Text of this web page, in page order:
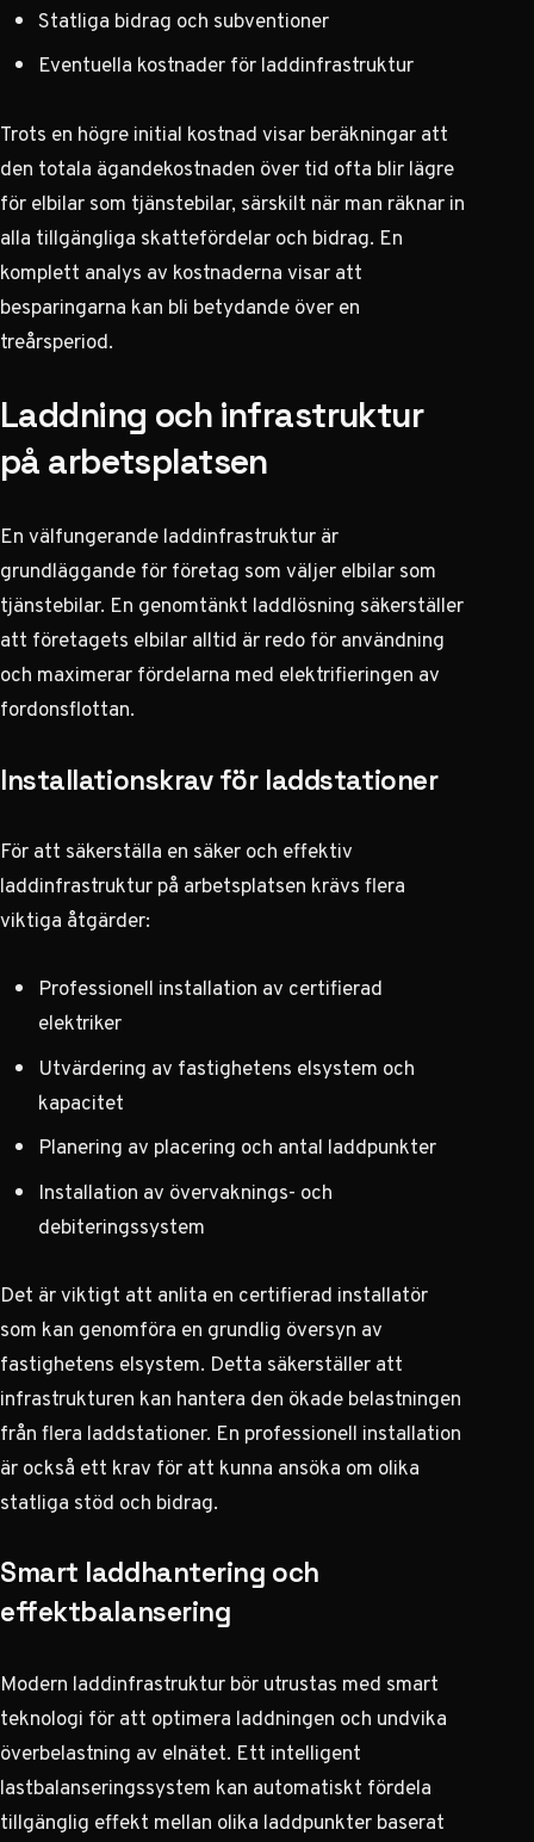
Statliga bidrag och subventioner
Eventuella kostnader för laddinfrastruktur
Trots en högre initial kostnad visar beräkningar att
den totala ägandekostnaden över tid ofta blir lägre
för elbilar som tjänstebilar, särskilt när man räknar in
alla tillgängliga skattefördelar och bidrag. En
komplett analys av kostnadernavisar att
besparingarna kan bli betydande över en
treårsperiod.
Laddning och infrastruktur
på arbetsplatsen
En välfungerande laddinfrastruktur är
grundläggande för företag som väljer elbilar som
tjänstebilar. En genomtänkt laddlösning säkerställer
att företagets elbilar alltid är redo för användning
och maximerar fördelarna med elektrifieringen av
fordonsflottan.
Installationskrav för laddstationer
För att säkerställa en säker och effektiv
laddinfrastruktur på arbetsplatsen krävs flera
viktiga åtgärder:
Professionell installation av certifierad
elektriker
Utvärdering av fastighetens elsystem och
kapacitet
Planering av placering och antal laddpunkter
Installation av övervaknings- och
debiteringssystem
Det är viktigt att anlita en certifierad installatör
som kan genomföra en grundlig översyn av
fastighetens elsystem. Detta säkerställer att
infrastrukturen kan hantera den ökade belastningen
från flera laddstationer. En professionell installation
är också ett krav för att kunna ansöka om olika
statliga stöd och bidrag.
Smart laddhantering och
effektbalansering
Modern laddinfrastruktur bör utrustas med smart
teknologi för att optimera laddningen och undvika
överbelastning av elnätet. Ett intelligent
lastbalanseringssystem kan automatiskt fördela
tillgänglig effekt mellan olika laddpunkter baserat